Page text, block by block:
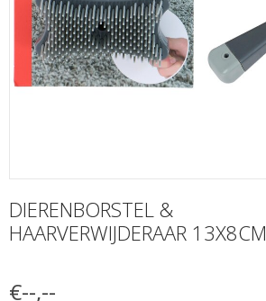
DIERENBORSTEL &
HAARVERWIJDERAAR 13X8CM
€--,--